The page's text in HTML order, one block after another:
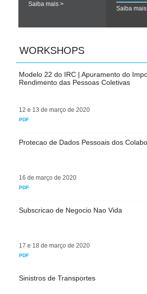
Saiba mais >
Saiba
WORKSHOPS
Modelo 22 do IRC | Apuramento do
Rendimento das Pessoas Coletivas
12 e 13 de março de 2020
PDF
Protecao de Dados Pessoais dos
16 de março de 2020
PDF
Subscricao de Negocio Nao Vida
17 e 18 de março de 2020
PDF
Sinistros de Transportes